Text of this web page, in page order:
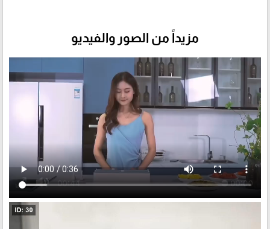
مزيداً من الصور والفيديو